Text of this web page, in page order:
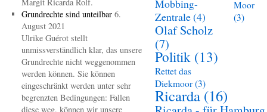
Grundrechte sind unteilbar 6.
August 2021
Ulrike Guérot stellt
unmissverständlich klar, das unsere
Grundrechte nicht weggenommen
werden können. Sie können
eingeschränkt werden unter sehr
begrenzten Bedingungen: Fallen
diese weg, können wir unsere
Mobbing-
Zentrale(4)
Moor
(3)
Olaf Scholz
(7)
Politik (13)
Rettet das
Diekmoor (3)
Ricarda (16)